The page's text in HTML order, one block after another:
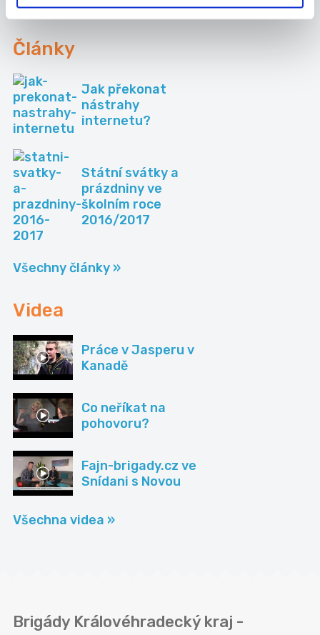
Články
Jak překonat
nástrahy
internetu?
Státní svátky a
prázdniny ve
školním roce
2016/2017
Všechny články »
Videa
Práce v Jasperu v
Kanadě
Co neříkat na
pohovoru?
Fajn-brigady.cz ve
Snídani s Novou
Všechna videa »
Brigády Královéhradecký kraj -